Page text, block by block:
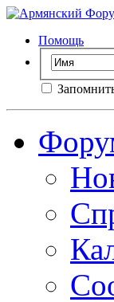
Помощь